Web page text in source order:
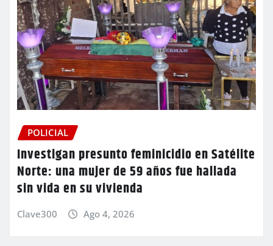
POLICIAL
Investigan presunto feminicidio en Satélite
Norte: una mujer de 59 años fue hallada
sin vida en su vivienda
Clave300 Ago 4, 2026